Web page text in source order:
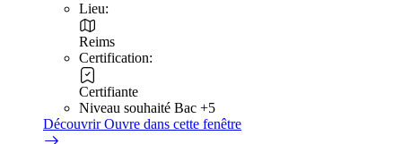
Lieu:
Reims
Certification:
Certifiante
Niveau souhaité Bac +5
DécouvrirOuvre dans cette fenêtre